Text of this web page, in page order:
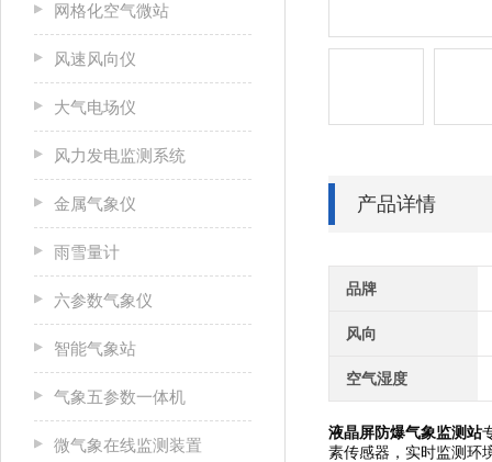
网格化空气微站
风速风向仪
大气电场仪
风力发电监测系统
金属气象仪
雨雪量计
六参数气象仪
智能气象站
气象五参数一体机
微气象在线监测装置
产品详情
品牌
风向
空气湿度
液晶屏防爆气象监测站
素传感器，实时监测环